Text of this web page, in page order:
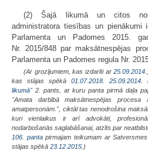
(2) Šajā likumā un citos
administratora tiesības un pienākumi
Parlamenta un Padomes 2015.
Nr. 2015/848 par maksātnespējas
Parlamenta un Padomes regula Nr.
(Ar grozījumiem, kas izdarīti ar25.09.2014.
kas stājas spēkā 01.07.2018. 25.09.2014 .
likumā"2. pants, ar kuru panta pirmā daļa
"Amata darbībā maksātnespējas procesa
amatpersonām.", ciktāl tas nenodrošina
kuri vienlaikus ir arī advokāti,
nodarbošanās saglabāšanai, atzīts par
106. pantapirmajam teikumam ar
stājas spēkā 23.12.2015. )